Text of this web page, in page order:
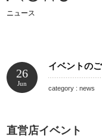
ニュース
26
Jun
イベントの
category : news
直営店イベント